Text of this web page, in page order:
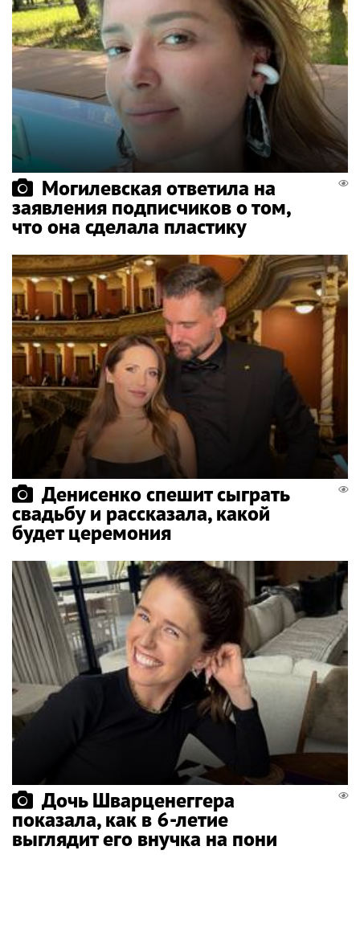
Могилевская ответила на
заявления подписчиков о том,
что она сделала пластику
Денисенко спешит сыграть
свадьбу и рассказала, какой
будет церемония
Дочь Шварценеггера
показала, как в 6-летие
выглядит его внучка на пони